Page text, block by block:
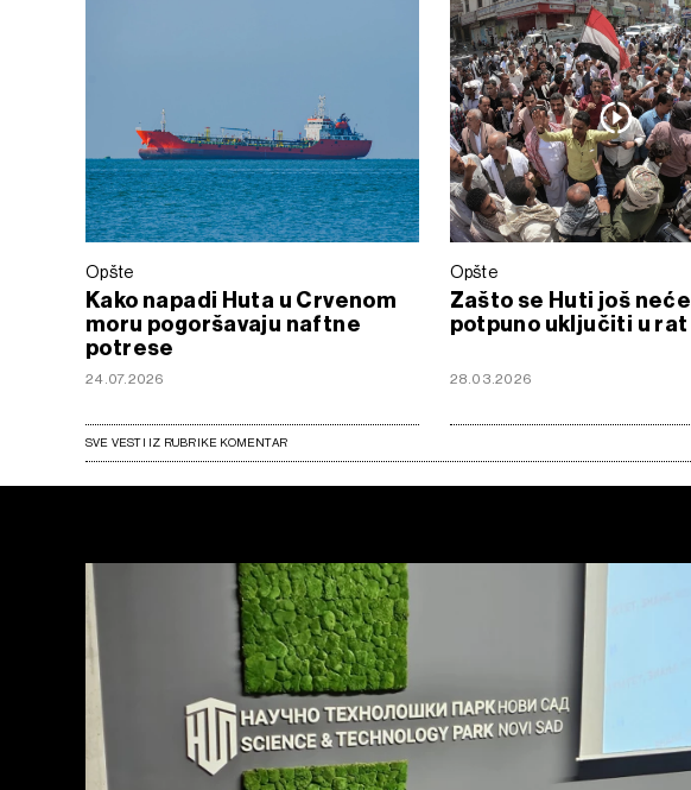
Opšte
Kako napadi Huta u Crvenom
moru pogoršavaju naftne
potrese
24.07.2026
Opšte
Zašto se Huti još neće
potpuno uključiti u rat
28.03.2026
SVE VESTI IZ RUBRIKE KOMENTAR